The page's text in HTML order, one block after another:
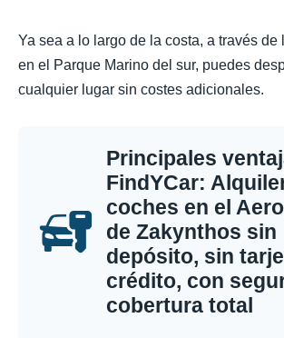
Ya sea a lo largo de la costa, a través de
en el Parque Marino del sur, puedes
cualquier lugar sin costes adicionales.
Principales
FindYCar:
coches en el
de Zakynthos sin
depósito, sin
crédito, con
cobertura total